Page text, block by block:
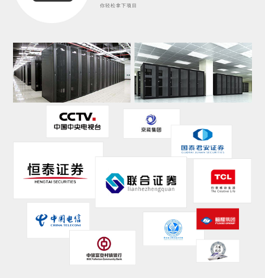
你轻松拿下项目